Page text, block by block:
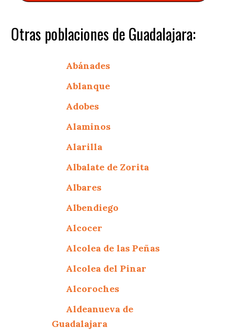
Otras poblaciones de Guadalajara:
Abánades
Ablanque
Adobes
Alaminos
Alarilla
Albalate de Zorita
Albares
Albendiego
Alcocer
Alcolea de las Peñas
Alcolea del Pinar
Alcoroches
Aldeanueva de
Guadalajara